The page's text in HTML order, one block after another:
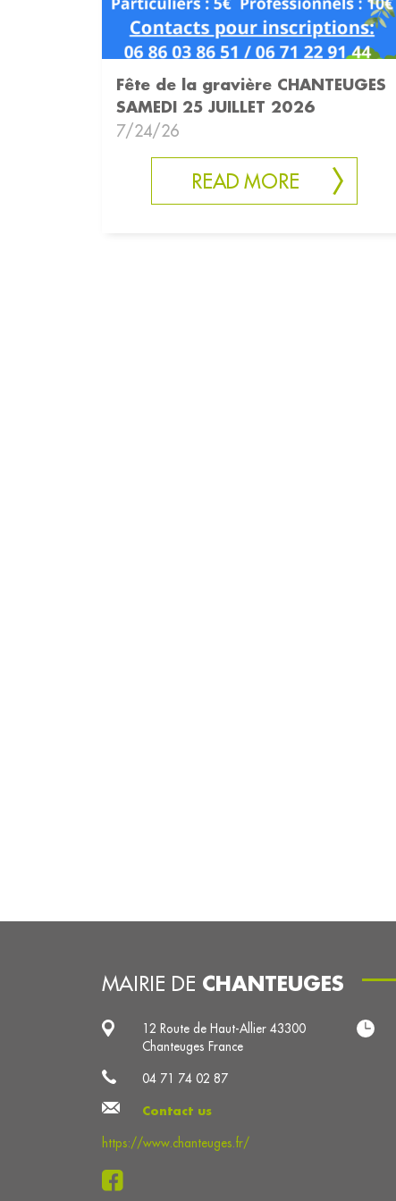
Fête de la gravière CHANTEUGES
SAMEDI 25 JUILLET 2026
7/24/26
READ MORE
MAIRIE DE CHANTEUGES
12 Route de Haut-Allier 43300
Chanteuges France
04 71 74 02 87
Contact us
https://www.chanteuges.fr/